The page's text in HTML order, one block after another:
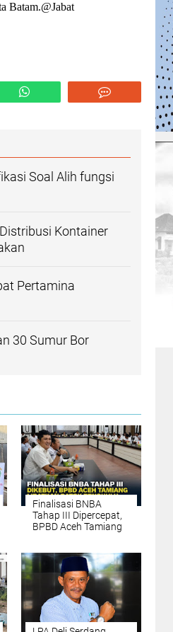
Batam.@Jabat
Soal Alih fungsi
Kontainer
Pertamina
30 Sumur Bor
Finalisasi BNBA
Tahap III Dipercepat,
BPBD Aceh Tamiang
Tepat Sasaran